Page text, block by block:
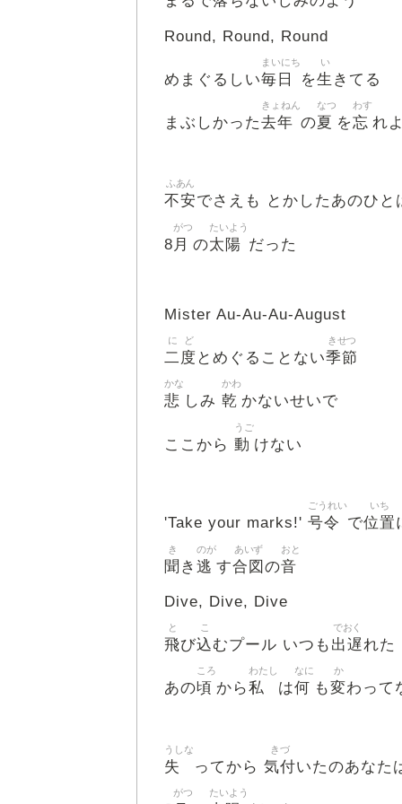
Round, Round, Round
めまぐるしい毎日
まいにち
を生
い
きてる
まぶしかった去年
きょねん
の夏
なつ
を忘
わす
れ
不安
ふあん
でさえも とかしたあのひと
8 月
がつ
の太陽
たいよう
だった
Mister Au-Au-Au-August
二
に
度
ど
とめぐることない季節
きせつ
悲
かな
しみ 乾
かわ
かないせいで
ここから 動
うご
けない
'Take your marks!' 号令
ごうれい
で位置
いち
聞
き
き 逃
のが
す合図
あいず
の音
おと
Dive, Dive, Dive
飛
と
び込
こ
むプール いつも 出遅
でおく
れた
あの頃
ころ
から私
わたし
は何
なに
も変
か
わって
失
うしな
ってから 気付
きづ
いたのあなた
がつ たいよう